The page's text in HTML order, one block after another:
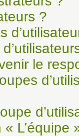
?
le
L’équipe